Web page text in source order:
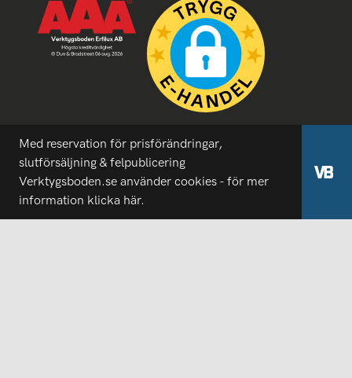
Med reservation för prisförändringar,
slutförsäljning & felpublicering
Verktygsboden.se använder cookies - för mer
information klicka här.